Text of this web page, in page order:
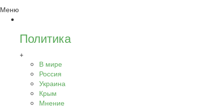
Меню
Политика
+
В мире
Россия
Украина
Крым
Мнение